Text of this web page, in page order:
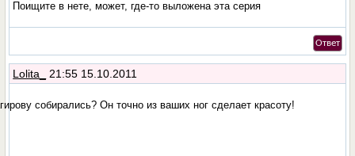
Поищите в нете, может, где-то выложена эта серия
Ответ
Lolita_ 21:55 15.10.2011
собирались? Он точно из ваших ног сделает красоту!